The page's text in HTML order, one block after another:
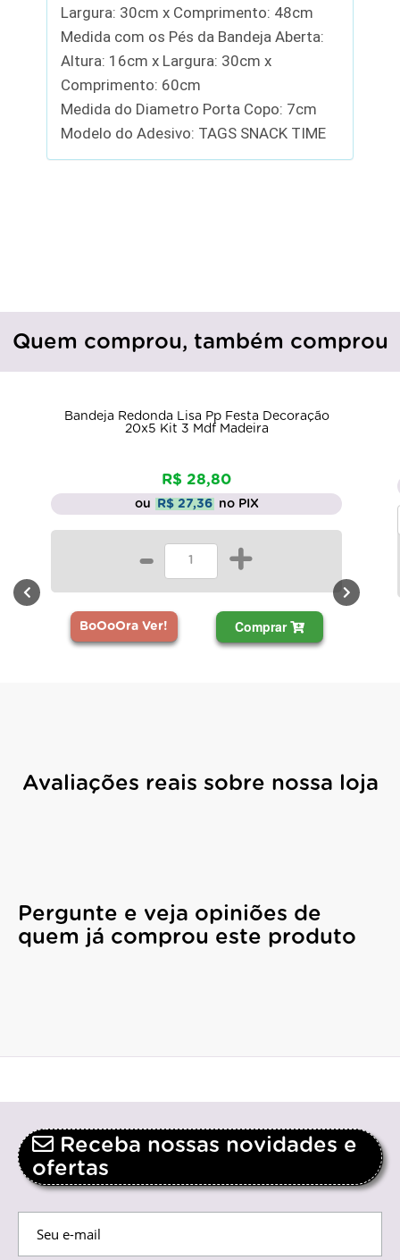
Largura: 30cm x Comprimento: 48cm
Medida com os Pés da Bandeja Aberta:
Altura: 16cm x Largura: 30cm x
Comprimento: 60cm
Medida do Diametro Porta Copo: 7cm
Modelo do Adesivo: TAGS SNACK TIME
Quem comprou, também comprou
Bandeja Redonda Lisa Pp Festa Decoração
20x5 Kit 3 Mdf Madeira
R$ 28,80
ou R$ 27,36 no PIX
- +
BoOoOra Ver! Comprar
Avaliações reais sobre nossa loja
Pergunte e veja opiniões de
quem já comprou este produto
Receba nossas novidades e
ofertas